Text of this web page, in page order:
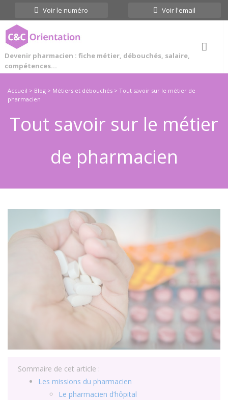
Voir le numéro Voir l'email
Devenir pharmacien : fiche métier, débouchés, salaire,
compétences...
Accueil > Blog > Métiers et débouchés > Tout savoir sur le métier de
pharmacien
Tout savoir sur le métier
de pharmacien
Sommaire de cet article :
Les missions du pharmacien
Le pharmacien d’hôpital
Cookies management panel